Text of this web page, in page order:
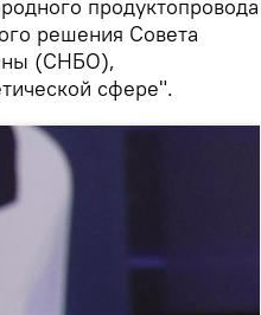
продуктопровода
решения Совета
(СНБО),
сфере".